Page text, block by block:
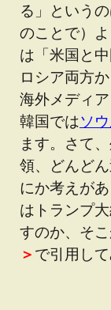
る」という
のことで）
は「米国と
ロシア両方
海外メディ
韓国ではソ
ます。さて
領、どんど
にか考えが
はトランプ
すのか、そ
＞ で引用して